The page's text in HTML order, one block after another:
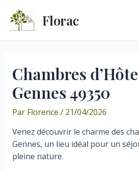
contenu
Florac
Chambres
Gennes 49350
Par Florence / 21/04/2026
Venez découvrir le charme des
Gennes, un lieu idéal pour un
pleine nature.